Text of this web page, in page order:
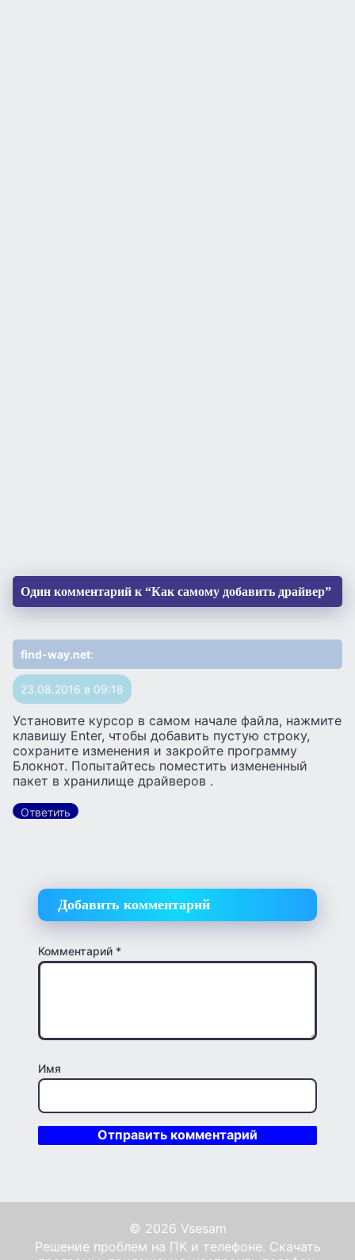
Один комментарий к “Как самому добавить драйвер”
find-way.net:
23.08.2016 в 09:18
Установите курсор в самом начале файла, нажмите
клавишу Enter, чтобы добавить пустую строку,
сохраните изменения и закройте программу
Блокнот. Попытайтесь поместить измененный
пакет в хранилище драйверов .
Ответить
Добавить комментарий
Комментарий *
Имя
© 2026 Vsesam
Решение проблем на ПК и телефоне. Скачать